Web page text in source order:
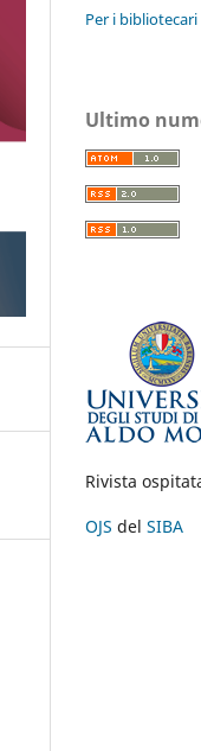
Per i bibliotecari
Ultimo
Rivista
OJS del SIBA